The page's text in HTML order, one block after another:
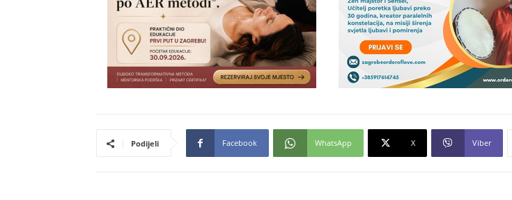
Podijeli Facebook WhatsApp X Viber